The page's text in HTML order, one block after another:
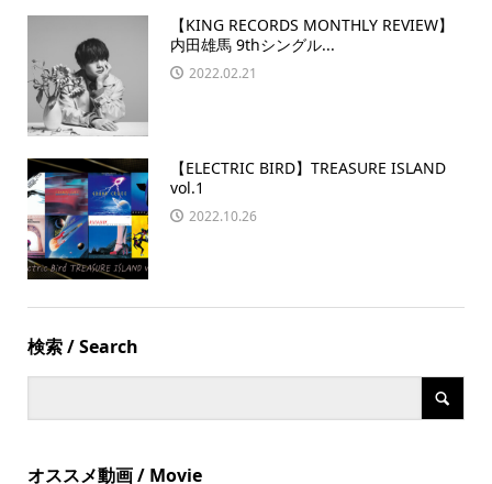
【KING RECORDS MONTHLY REVIEW】
内田雄馬 9thシングル...
2022.02.21
【ELECTRIC BIRD】TREASURE ISLAND
vol.1
2022.10.26
検索 / Search
オススメ動画 / Movie